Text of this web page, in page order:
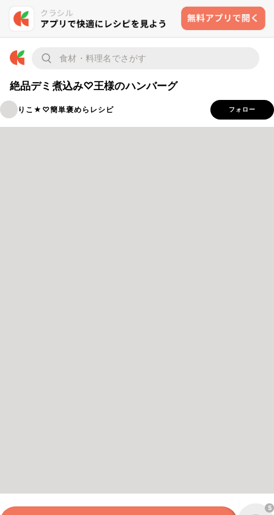
絶品デミ煮込み♡王様のハンバーグ
りこ★♡簡単褒めらレシピ フォロー
5